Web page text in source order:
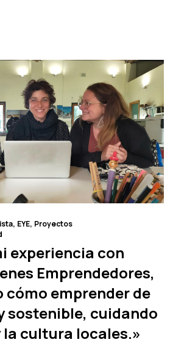
EYE Proyectos
experiencia con
Emprendedores,
cómo emprender de
sostenible, cuidando
cultura locales.»